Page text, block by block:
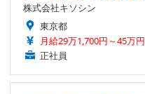
株式会社キソシン
東京都
月給29万1,700円～45万円
正社員